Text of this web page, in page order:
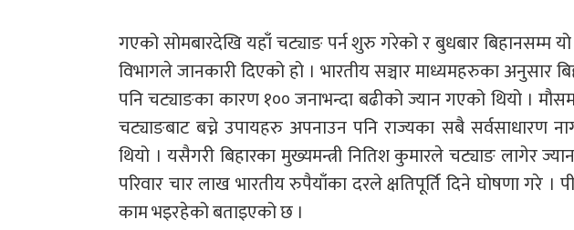
गएको सोमबारदेखि यहाँ चट्याङ पर्न शुरु गरेको र बुधबार बिहानसम्म
विभागले जानकारी दिएको हो । भारतीय सञ्चार माध्यमहरुका अनुसार
पनि चट्याङका कारण १०० जनाभन्दा बढीको ज्यान गएको थियो ।
चट्याङबाट बच्ने उपायहरु अपनाउन पनि राज्यका सबै सर्वसाधारण
थियो । यसैगरी बिहारका मुख्यमन्त्री नितिश कुमारले चट्याङ लागेर
परिवार चार लाख भारतीय रुपैयाँका दरले क्षतिपूर्ति दिने घोषणा गरे ।
काम भइरहेको बताइएको छ ।